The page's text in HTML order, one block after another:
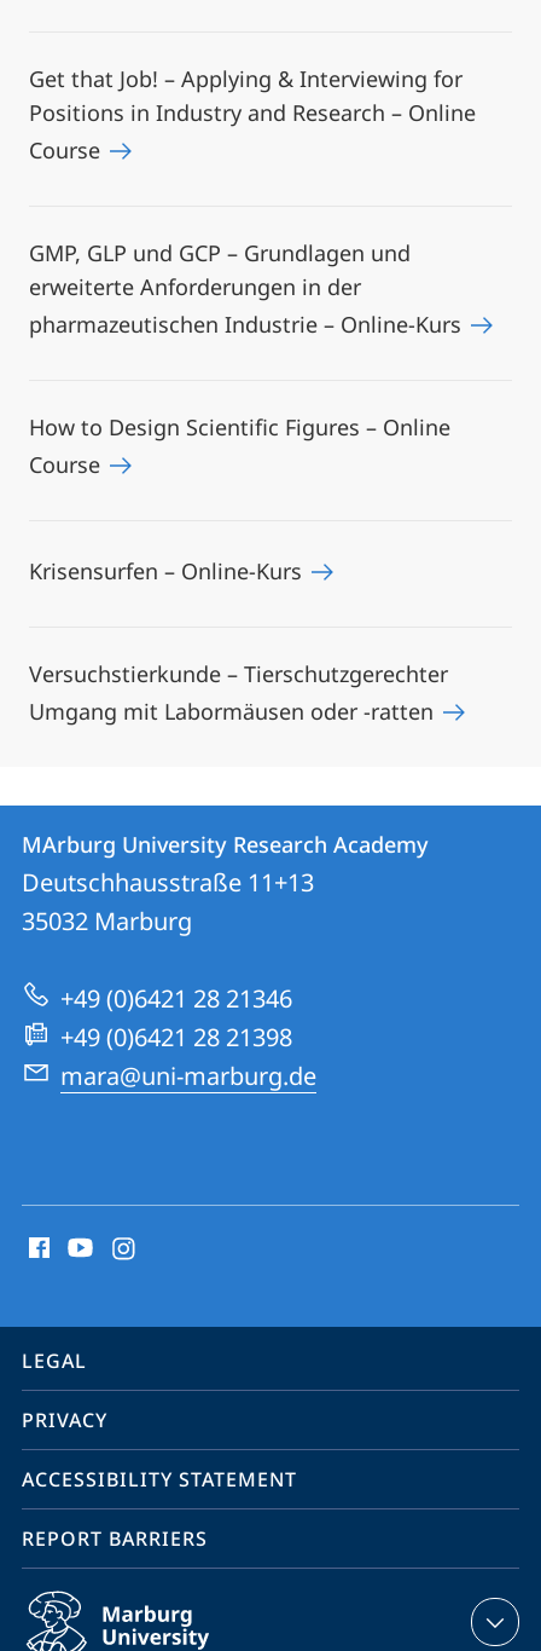
Get that Job! – Applying & Interviewing for
Positions in Industry and Research – Online
Course
GMP, GLP und GCP – Grundlagen und
erweiterte Anforderungen in der
pharmazeutischen Industrie – Online-Kurs
How to Design Scientific Figures – Online
Course
Krisensurfen – Online-Kurs
Versuchstierkunde – Tierschutzgerechter
Umgang mit Labormäusen oder -ratten
Contact
Contact
details
MArburg
University
Research
Academy
MArburg University Research Academy
Deutschhausstraße 11+13
35032 Marburg
+49 (0)6421 28 21346
+49 (0)6421 28 21398
mara@uni-marburg.de
media
information
service
navigation
LEGAL
PRIVACY
ACCESSIBILITY STATEMENT
REPORT BARRIERS